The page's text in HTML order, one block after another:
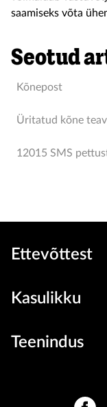
saamiseks võta
Seotud
Kõnepost
Üritatud kõne
12015 SMS
Ettevõttest
Kasulikku
Teenindus